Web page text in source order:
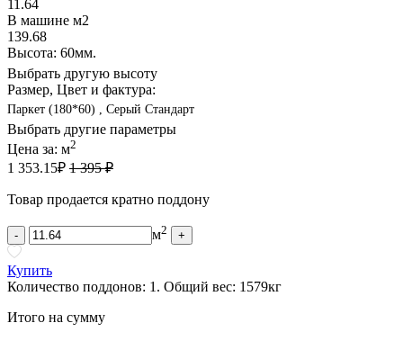
11.64
В машине м2
139.68
Высота: 60мм.
Выбрать другую высоту
Размер, Цвет и фактура:
Паркет (180*60) , Серый Стандарт
Выбрать другие параметры
Цена за: м2
1 353.15₽ 1 395 ₽
Товар продается кратно поддону
- м2 +
Купить
Количество поддонов: 1 . Общий вес: 1579кг
Итого на сумму